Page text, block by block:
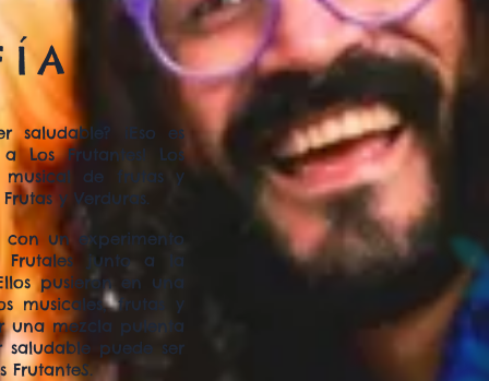
saludable? ¡Eso es
Los Frutantes! Los
musical de frutas y
y Verduras.
con un experimento
Frutales junto a la
pusieron en una
musicales, frutas y
una mezcla pulenta
puede ser
FrutanteS.